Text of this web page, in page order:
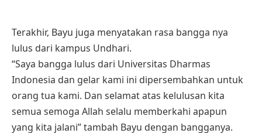
Terakhir, Bayu juga menyatakan rasa bangga nya
lulus dari kampus Undhari.
“Saya bangga lulus dari Universitas Dharmas
Indonesia dan gelar kami ini dipersembahkan untuk
orang tua kami. Dan selamat atas kelulusan kita
semua semoga Allah selalu memberkahi apapun
yang kita jalani” tambah Bayu dengan bangganya.